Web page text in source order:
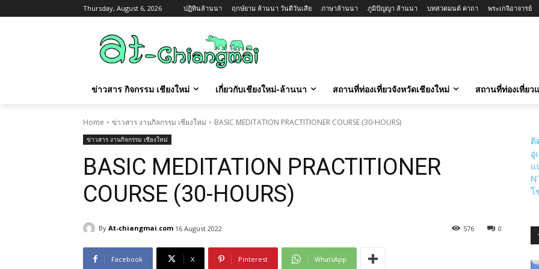
Thursday, August 6, 2026 ปฏิทินล้านนา ฤกษ์ยาม ล้านนา วันดีวันเสีย ภาษาล้านนา ภูมิปัญญา ล้านนา บทสวดมนต์ คาถา พระเกจิอาจารย์
ข่าวสาร กิจกรรม เชียงใหม่ เกี่ยวกับเชียงใหม่-ล้านนา สถานที่ท่องเที่ยวจังหวัดเชียงใหม่ สถานที่ท่องเที่ยว
Home ข่าวสาร งานกิจกรรม เชียงใหม่ BASIC MEDITATION PRACTITIONER COURSE (30-HOURS)
ข่าวสาร งานกิจกรรม เชียงใหม่
BASIC MEDITATION PRACTITIONER
COURSE (30-HOURS)
By At-chiangmai.com 16 August 2022 0
576
Facebook X Pinterest WhatsApp
ติ
อู่
แ
โ